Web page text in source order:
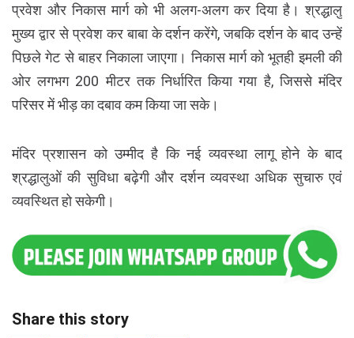
प्रवेश और निकास मार्ग को भी अलग-अलग कर दिया है। श्रद्धालु
मुख्य द्वार से प्रवेश कर बाबा के दर्शन करेंगे, जबकि दर्शन के बाद उन्हें
पिछले गेट से बाहर निकाला जाएगा। निकास मार्ग को भूतही इमली की
ओर लगभग 200 मीटर तक निर्धारित किया गया है, जिससे मंदिर
परिसर में भीड़ का दबाव कम किया जा सके।
मंदिर प्रशासन को उम्मीद है कि नई व्यवस्था लागू होने के बाद
श्रद्धालुओं की सुविधा बढ़ेगी और दर्शन व्यवस्था अधिक सुचारु एवं
व्यवस्थित हो सकेगी।
Share this story